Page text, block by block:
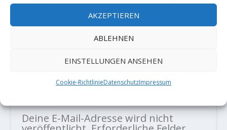
AKZEPTIEREN
ABLEHNEN
EINSTELLUNGEN ANSEHEN
Cookie-RichtlinieDatenschutzImpressum
Simon Lorenzi meldet die vierte
Begehung von "Alphane" [9A]
Deine E-Mail-Adresse wird nicht